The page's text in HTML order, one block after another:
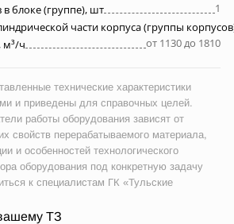
блоке (группе), шт
1
части корпуса (группы
м³/ч
от 1130 до 1810
технические характеристики
и приведены для справочных целей.
работы оборудования зависят от
свойств перерабатываемого материала,
и особенностей технологического
оборудования под конкретную задачу
к специалистам ГК «Тульские
ТЗ